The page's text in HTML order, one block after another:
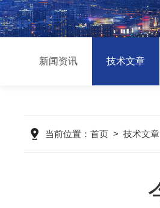
新闻资讯 技术文章
当前位置： 首页> 技术文章